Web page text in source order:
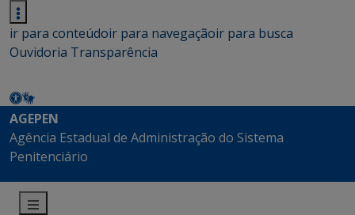
ir para conteúdoir para navegaçãoir para busca
Ouvidoria Transparência
AGEPEN
Agência Estadual de Administração do Sistema
Penitenciário